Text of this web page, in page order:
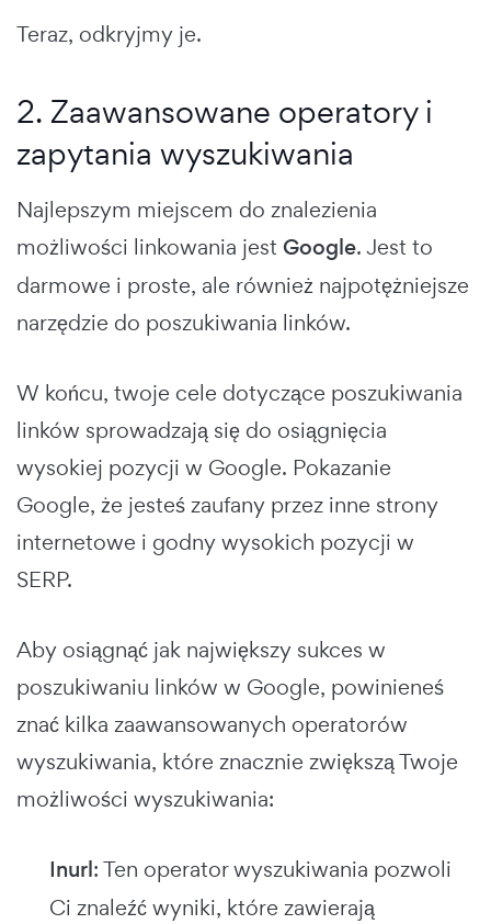
Teraz, odkryjmy je.
2. Zaawansowane operatory i
zapytania wyszukiwania
Najlepszym miejscem do znalezienia
możliwości linkowania jest Google. Jest to
darmowe i proste, ale również najpotężniejsze
narzędzie do poszukiwania linków.
W końcu, twoje cele dotyczące poszukiwania
linków sprowadzają się do osiągnięcia
wysokiej pozycji w Google. Pokazanie
Google, że jesteś zaufany przez inne strony
internetowe i godny wysokich pozycji w
SERP.
Aby osiągnąć jak największy sukces w
poszukiwaniu linków w Google, powinieneś
znać kilka zaawansowanych operatorów
wyszukiwania, które znacznie zwiększą Twoje
możliwości wyszukiwania:
Inurl: Ten operator wyszukiwania pozwoli
Ci znaleźć wyniki, które zawierają